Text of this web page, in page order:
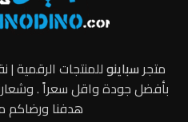
متجرسباينوللمنتجات الرقمية
بأفضل جودة واقل سعراً .
هدفنا ورضاكم